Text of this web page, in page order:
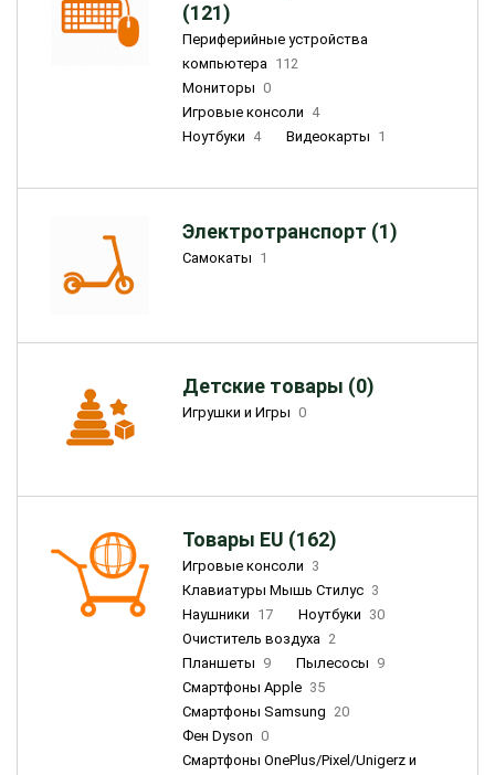
(121)
Периферийные устройства
компьютера 112
Мониторы 0
Игровые консоли 4
Ноутбуки 4 Видеокарты 1
Электротранспорт (1)
Самокаты 1
Детские товары (0)
Игрушки и Игры 0
Товары EU (162)
Игровые консоли 3
Клавиатуры Мышь Стилус 3
Наушники 17 Ноутбуки 30
Очиститель воздуха 2
Планшеты 9 Пылесосы 9
Смартфоны Apple 35
Смартфоны Samsung 20
Фен Dyson 0
Смартфоны OnePlus/Pixel/Unigerz и